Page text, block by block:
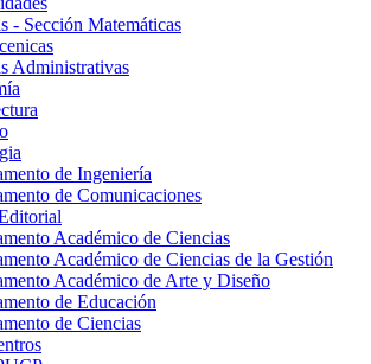
- Sección Matemáticas
Administrativas
de Ingeniería
de Comunicaciones
Académico de Ciencias
Académico de Ciencias de la Gestión
Académico de Arte y Diseño
de Educación
de Ciencias